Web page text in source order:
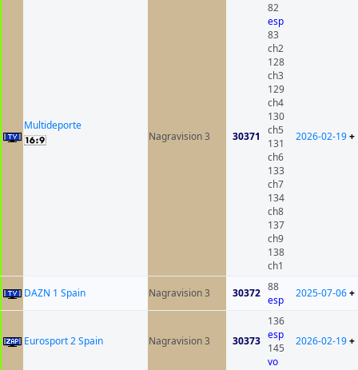
Multideporte
Nagravision 3
30371
82
esp
83
ch2
128
ch3
129
ch4
130
ch5
131
ch6
133
ch7
134
ch8
137
ch9
138
ch1
2026-02-19+
DAZN 1 Spain Nagravision 3 30372 88
esp
2025-07-06+
Eurosport 2 Spain Nagravision 3 30373
136
esp
145
vo
2026-02-19+